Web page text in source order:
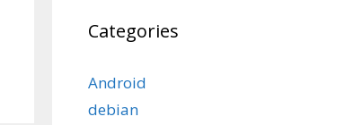
Categories
Android
debian